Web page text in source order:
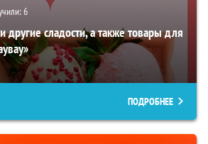
6
сладости, а также товары для
ПОДРОБНЕЕ